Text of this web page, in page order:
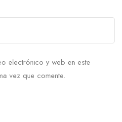
electrónico y web en este
vez que comente.